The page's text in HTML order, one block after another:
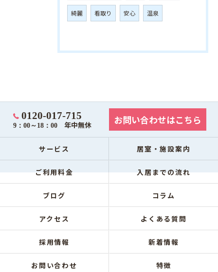
綺麗 看取り 安心 温泉
0120-017-715
9：00～18：00 年中無休 お問い合わせはこちら
サービス 居室・施設案内
ご利用料金 入居までの流れ
ブログ コラム
アクセス よくある質問
採用情報 新着情報
お問い合わせ 特徴